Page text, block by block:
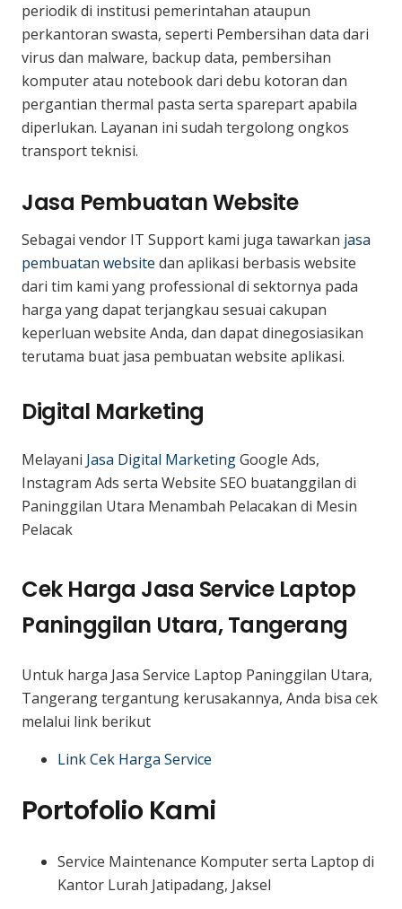
periodik di institusi pemerintahan ataupun
perkantoran swasta, seperti Pembersihan data dari
virus dan malware, backup data, pembersihan
komputer atau notebook dari debu kotoran dan
pergantian thermal pasta serta sparepart apabila
diperlukan. Layanan ini sudah tergolong ongkos
transport teknisi.
Jasa Pembuatan Website
Sebagai vendor IT Support kami juga tawarkan jasa
pembuatan website dan aplikasi berbasis website
dari tim kami yang professional di sektornya pada
harga yang dapat terjangkau sesuai cakupan
keperluan website Anda, dan dapat dinegosiasikan
terutama buat jasa pembuatan website aplikasi.
Digital Marketing
Melayani Jasa Digital MarketingGoogle Ads,
Instagram Ads serta Website SEO buatanggilan di
Paninggilan Utara Menambah Pelacakan di Mesin
Pelacak
Cek Harga Jasa Service Laptop
Paninggilan Utara, Tangerang
Untuk harga Jasa Service Laptop Paninggilan Utara,
Tangerang tergantung kerusakannya, Anda bisa cek
melalui link berikut
Link Cek Harga Service
Portofolio Kami
Service Maintenance Komputer serta Laptop di
Kantor Lurah Jatipadang, Jaksel